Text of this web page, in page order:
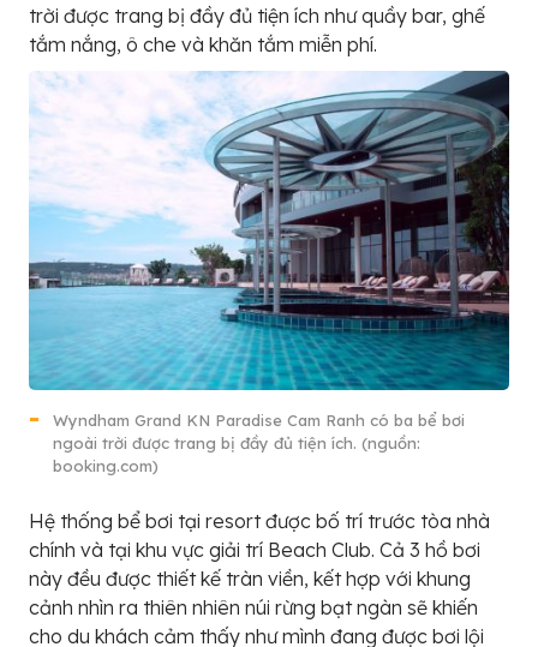
trời được trang bị đầy đủ tiện ích như quầy bar, ghế
tắm nắng, ô che và khăn tắm miễn phí.
Wyndham Grand KN Paradise Cam Ranh có ba bể bơi
ngoài trời được trang bị đầy đủ tiện ích. (nguồn:
booking.com)
Hệ thống bể bơi tại resort được bố trí trước tòa nhà
chính và tại khu vực giải trí Beach Club. Cả 3 hồ bơi
này đều được thiết kế tràn viền, kết hợp với khung
cảnh nhìn ra thiên nhiên núi rừng bạt ngàn sẽ khiến
cho du khách cảm thấy như mình đang được bơi lội